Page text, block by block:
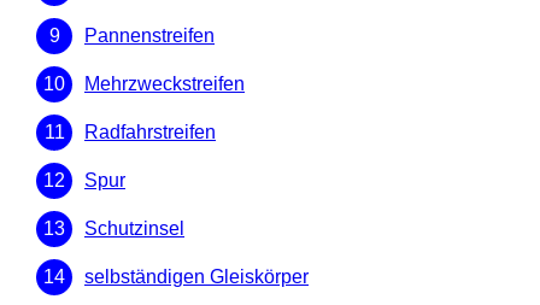
Pannenstreifen
Mehrzweckstreifen
Radfahrstreifen
Spur
Schutzinsel
selbständigen Gleiskörper